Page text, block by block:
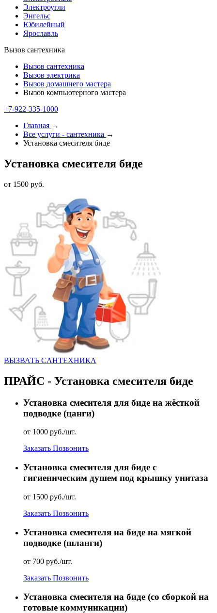
Электроугли
Энгельс
Юбилейный
Ярославль
Вызов сантехника
Вызов сантехника
Вызов электрика
Вызов домашнего мастера
Вызов компьютерного мастера
+7-922-335-1000
Главная →
Все услуги - cантехника →
Установка смесителя биде
Установка смесителя биде
от 1500 руб.
ВЫЗВАТЬ CАНТЕХНИКА
ПРАЙС - Установка смесителя биде
Установка смесителя для биде на жёсткой
подводке (цанги)
от 1000 руб./шт.
Заказать Позвонить
Установка смесителя для биде с
гигиеническим душем под крышку унитаза
от 1500 руб./шт.
Заказать Позвонить
Установка смесителя на биде на мягкой
подводке (шланги)
от 700 руб./шт.
Заказать Позвонить
Установка смесителя на биде (со сборкой на
готовые коммуникации)